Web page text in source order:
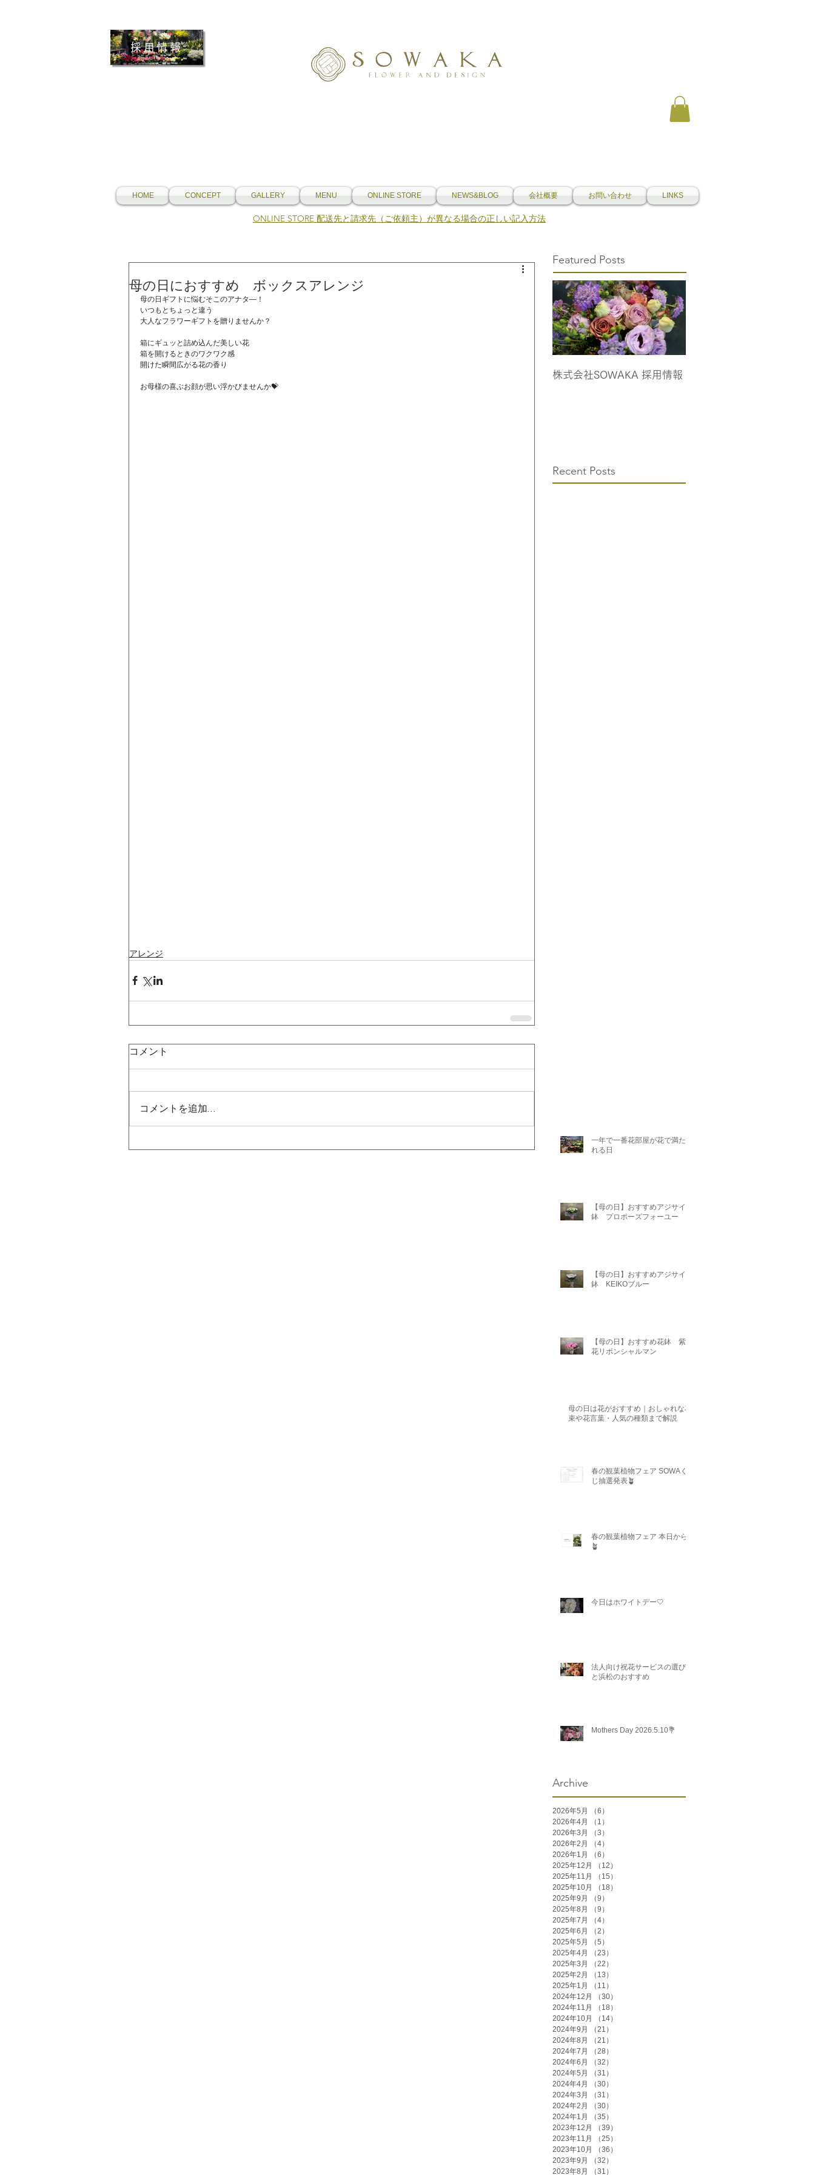
採用情報
HOME CONCEPT GALLERY MENU ONLINE STORE NEWS&BLOG 会社概要 お問い合わせ LINKS
​ONLINE STORE 配送先と請求先（ご依頼主）が異なる場合の正しい記入方法
母の日におすすめ ボックスアレンジ
母の日ギフトに悩むそこのアナタ―！
いつもとちょっと違う
大人なフラワーギフトを贈りませんか？
箱にギュッと詰め込んだ美しい花
箱を開けるときのワクワク感
開けた瞬間広がる花の香り
お母様の喜ぶお顔が思い浮かびませんか💝
アレンジ
コメント
コメントを追加…
Featured Posts
株式会社SOWAKA 採用情報
Recent Posts
一年で一番花部屋が花で満たさ
れる日
【母の日】おすすめアジサイ
鉢 プロポーズフォーユー
【母の日】おすすめアジサイ
鉢 KEIKOブルー
【母の日】おすすめ花鉢 紫陽
花リボンシャルマン
母の日は花がおすすめ｜おしゃれな花
束や花言葉・人気の種類まで解説
春の観葉植物フェア SOWAく
じ抽選発表🪴
春の観葉植物フェア 本日から
🪴
今日はホワイトデー🤍
法人向け祝花サービスの選び方
と浜松のおすすめ
Mothers Day 2026.5.10💐
Archive
2026年5月 （6）
2026年4月
（1）
2026年3月
（3）
2026年2月
（4）
2026年1月
（6）
2025年12月
（12）
2025年11月
（15）
2025年10月
（18）
2025年9月
（9）
2025年8月
（9）
2025年7月
（4）
2025年6月
（2）
2025年5月
（5）
2025年4月
（23）
2025年3月
（22）
2025年2月
（13）
2025年1月
（11）
2024年12月
（30）
2024年11月
（18）
2024年10月
（14）
2024年9月
（21）
2024年8月
（21）
2024年7月
（28）
2024年6月
（32）
2024年5月
（31）
2024年4月
（30）
2024年3月
（31）
2024年2月
（30）
2024年1月
（35）
2023年12月
（39）
2023年11月
（25）
2023年10月
（36）
2023年9月
（32）
2023年8月
（31）